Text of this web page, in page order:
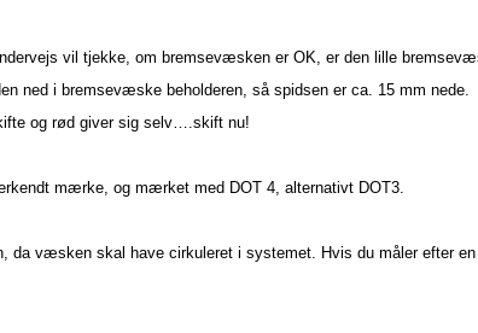
vil tjekke, om bremsevæsken er OK, er den lille
ned i bremsevæske beholderen, så spidsen er ca. 15 mm nede.
og rød giver sig selv….skift nu!
mærke, og mærket med DOT 4, alternativt DOT3.
væsken skal have cirkuleret i systemet. Hvis du måler efter